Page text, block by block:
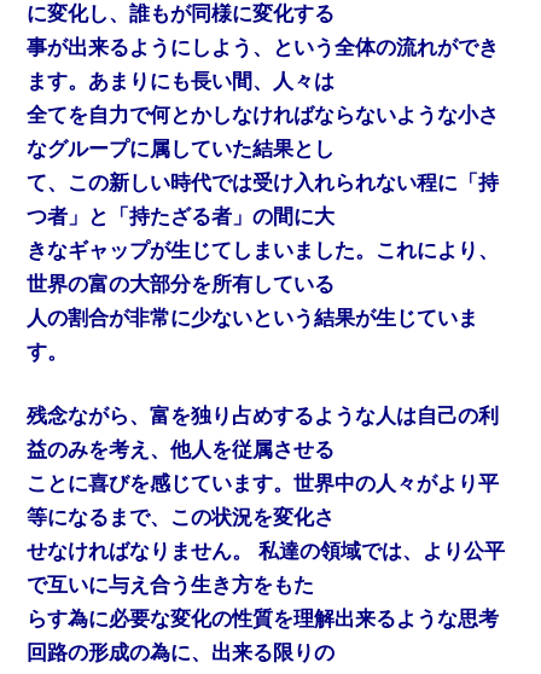
に変化し、誰もが同様に変化する
事が出来るようにしよう、という全体の流れができ
ます。あまりにも長い間、人々は
全てを自力で何とかしなければならないような小さ
なグループに属していた結果とし
て、この新しい時代では受け入れられない程に「持
つ者」と「持たざる者」の間に大
きなギャップが生じてしまいました。これにより、
世界の富の大部分を所有している
人の割合が非常に少ないという結果が生じていま
す。
残念ながら、富を独り占めするような人は自己の利
益のみを考え、他人を従属させる
ことに喜びを感じています。世界中の人々がより平
等になるまで、この状況を変化さ
せなければなりません。 私達の領域では、より公平
で互いに与え合う生き方をもた
らす為に必要な変化の性質を理解出来るような思考
回路の形成の為に、出来る限りの